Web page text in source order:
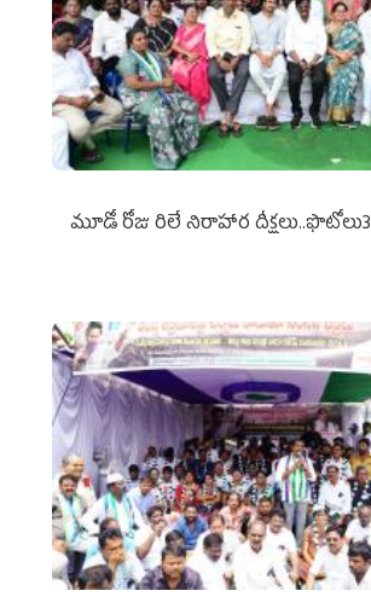
మూడో రోజు రిలే నిరాహార దీక్షలు..ఫొటోలు3